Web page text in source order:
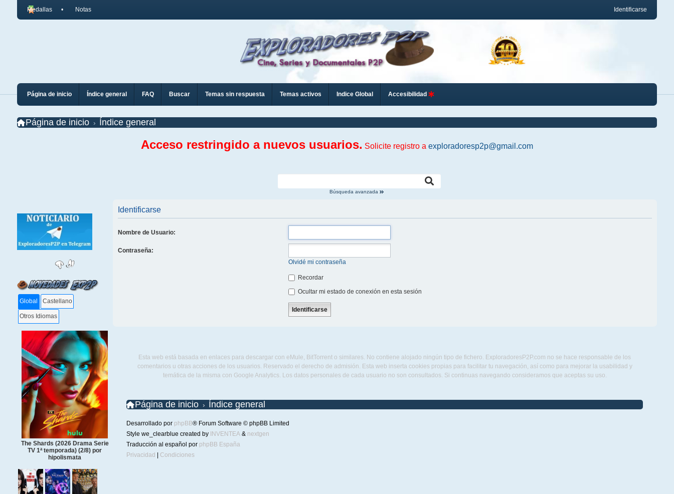
Identificarse
Medallas Notas
Página de inicio Índice general FAQ Buscar Temas sin respuesta Temas activos Indice Global Accesibilidad
Página de inicio Índice general
Acceso restringido a nuevos usuarios. Solicite registro a exploradoresp2p@gmail.com
Búsqueda avanzada
Global Castellano
Otros Idiomas
The Shards (2026 Drama Serie
TV 1ª temporada) (2/8) por
hipolismata
Identificarse
Nombre de Usuario:
Contraseña:
Olvidé mi contraseña
Recordar
Ocultar mi estado de conexión en esta sesión
Esta web está basada en enlaces para descargar con eMule, BitTorrent o similares. No contiene alojado ningún tipo de fichero. ExploradoresP2P.com no se hace responsable de los
comentarios u otras acciones de los usuarios. Reservado el derecho de admisión. Esta web inserta cookies propias para facilitar tu navegación, así como para mejorar la usabilidad y
temática de la misma con Google Analytics. Los datos personales de cada usuario no son consultados. Si continuas navegando consideramos que aceptas su uso.
Página de inicio Índice general
Desarrollado por phpBB® Forum Software © phpBB Limited
Style we_clearblue created by INVENTEA& nextgen
Traducción al español por phpBB España
Privacidad
Condiciones